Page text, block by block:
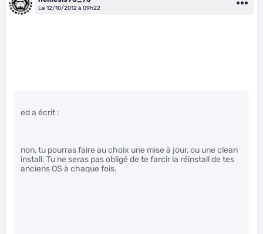
Le 12/10/2012 à 09h22
ed a écrit :
non, tu pourras faire au choix une mise à jour, ou une clean
install. Tu ne seras pas obligé de te farcir la réinstall de tes
anciens OS à chaque fois.